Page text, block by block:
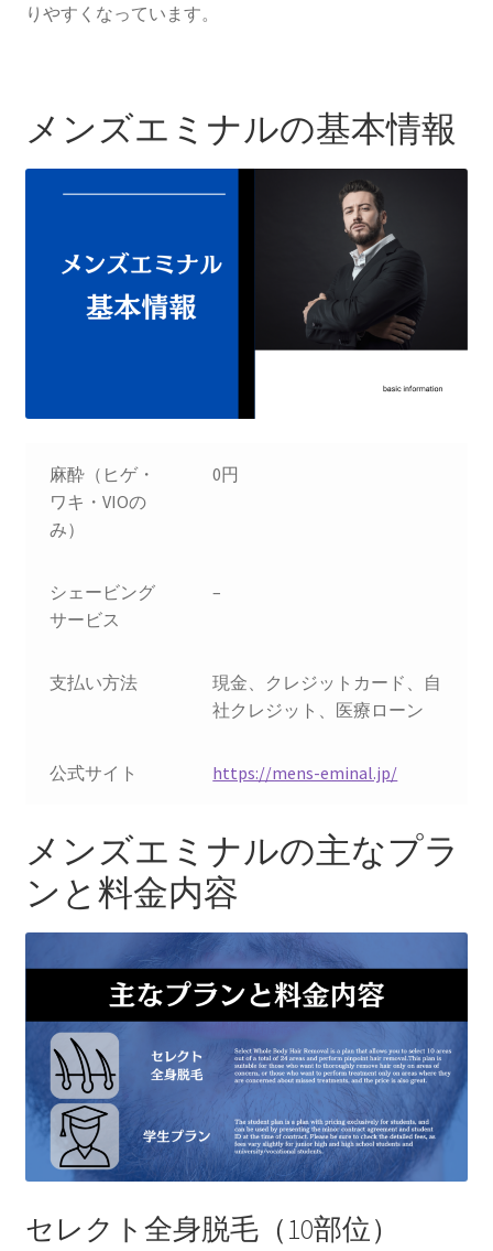
りやすくなっています。
メンズエミナルの基本情報
麻酔（ヒゲ・
ワキ・VIOの
み）
0円
シェービング
サービス
–
支払い方法
現金、クレジットカード、自
社クレジット、医療ローン
公式サイト https://mens-eminal.jp/
メンズエミナルの主なプラ
ンと料金内容
セレクト全身脱毛（10部位）